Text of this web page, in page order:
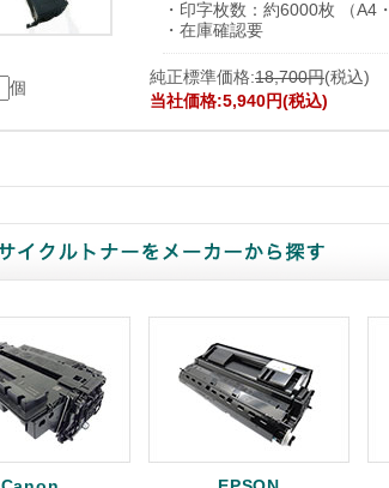
・印字枚数：約6000枚 （A4
・在庫確認要
個
純正標準価格:18,700円(税込)
当社価格:5,940円(税込)